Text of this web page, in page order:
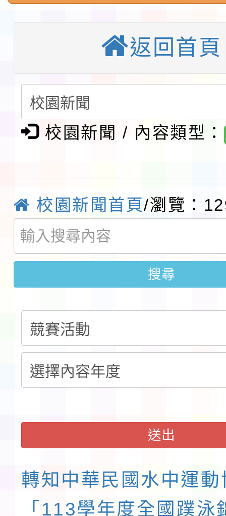
錦標賽」海洋艇及
域)，申請變更地點
會活動流程表
函轉桃園市童軍會辦
童軍小隊長訓練營活動
檢送「桃園市115學年
賽實施要點」1份
本市「115學年度學生
程安排一案
「桃園市補助參觀特色
請一案
026 ART TAIPEI臺北
會」之「藝術教育日」
本校115學年度第1學
第2次招考代課鐘點教
告(採1次公告分次招考)
115 年度兒童課後照顧
0 小時業訓練課程
轉知本市體育總會划船
「115年桃園市運動會
錦標賽」海洋艇及
域)，申請變更地點
「114-115年度
計畫」公費接種對象擴
115學年度迎新活動暨
會活動流程表
函轉桃園市童軍會辦理
童軍小隊長訓練營活動
返回首頁
校園新聞 / 內容類型：
校園新聞首頁/瀏覽：
搜尋
送出
轉知中華民國水中運
「113學年度全國蹼泳